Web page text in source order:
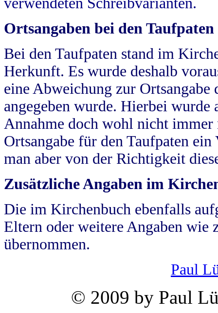
Ortsangaben bei den Taufpaten
Bei den Taufpaten stand im
Herkunft. Es wurde deshalb
eine Abweichung zur
angegeben wurde. Hierbei wurde
Annahme doch wohl nicht
Ortsangabe für den Taufpaten
man aber von der Richtigkeit
Zusätzliche Angaben im
Die im Kirchenbuch ebenfalls
Eltern oder weitere Angaben wie
übernommen.
Paul
© 2009 by Paul